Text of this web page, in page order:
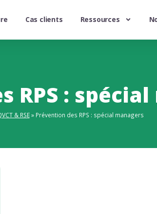
Cas clients Ressources
RPS :
& RSE» Prévention des RPS : spécial managers